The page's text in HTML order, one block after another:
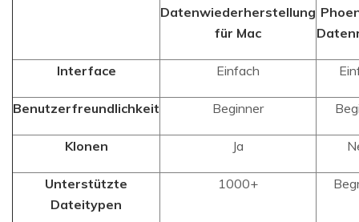
Datenwiederherstellung
für Mac
Interface Einfach
Benutzerfreundlichkeit Beginner
Klonen Ja
Unterstützte
Dateitypen
1000+